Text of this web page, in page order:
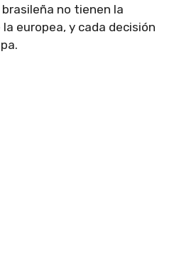
no tienen la
europea, y cada decisión